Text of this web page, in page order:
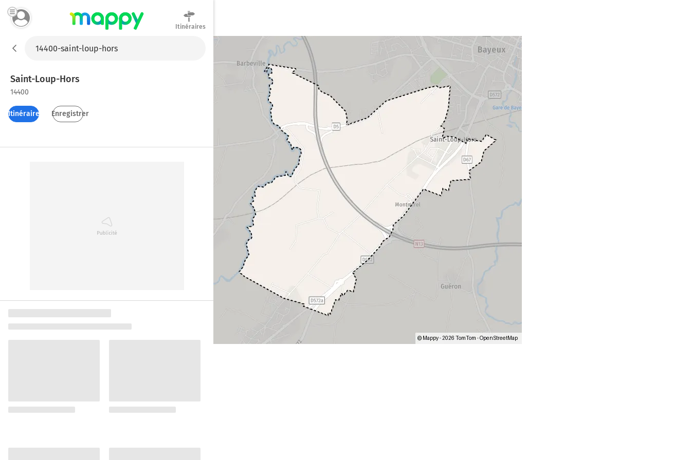
Itinéraires
Saint-Loup-Hors
14400
Itinéraires Enregistrer